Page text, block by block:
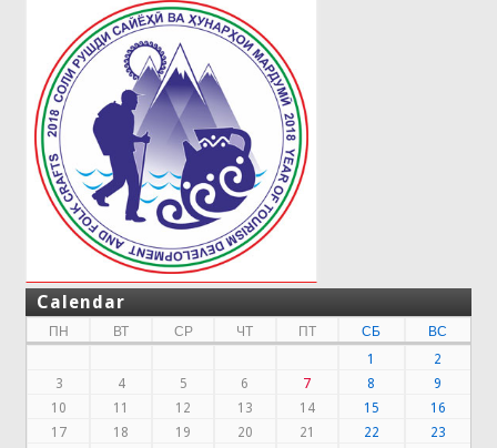
Calendar
ПН ВТ СР ЧТ ПТ СБ
ВС
1
2
3
4 5 6 7 8
9
10
11 12 13 14 15
16
17
18 19 20 21 22
23